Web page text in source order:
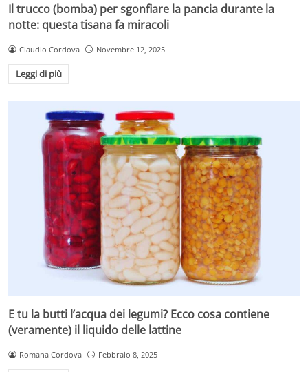
Il trucco (bomba) per sgonfiare la pancia durante la
notte: questa tisana fa miracoli
Claudio Cordova Novembre 12, 2025
Leggi di più
E tu la butti l’acqua dei legumi? Ecco cosa contiene
(veramente) il liquido delle lattine
Romana Cordova Febbraio 8, 2025